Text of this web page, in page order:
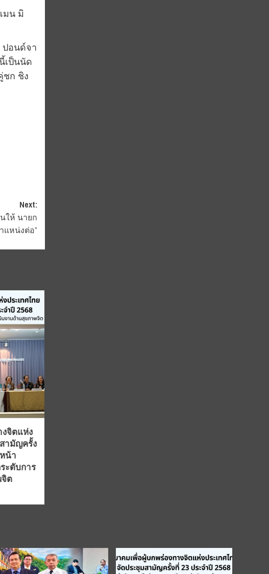
มน มิ
ปอนด์จา
เป็นนัด
ชก ชิง
Next:
ให้ นายก
แหน่งต่อ”
จิตแห่ง
ามัญครั้ง
น้า
ะดับการ
ต